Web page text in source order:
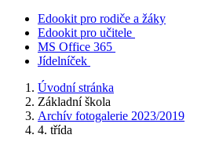
Edookit pro rodiče a žáky
Edookit pro učitele
MS Office 365
Jídelníček
Úvodní stránka
Základní škola
Archív fotogalerie 2023/2019
4. třída